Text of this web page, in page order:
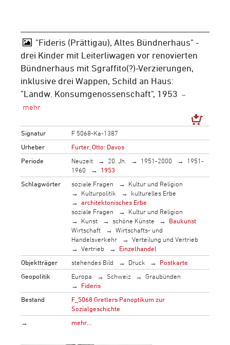
"Fideris (Prättigau), Altes Bündnerhaus" -
drei Kinder mit Leiterliwagen vor renovierten
Bündnerhaus mit Sgraffito(?)-Verzierungen,
inklusive drei Wappen, Schild an Haus:
"Landw. Konsumgenossenschaft", 1953
Signatur
F 5068-Ka-1387
Urheber
Furter, Otto: Davos
Periode
Neuzeit 20. Jh. 1951-2000
1951-
1960
1953
Schlagwörter
soziale Fragen
Kultur und Religion
Kulturpolitik
kulturelles Erbe
architektonisches Erbe
soziale Fragen
Kultur und Religion
Kunst
schöne Künste
Baukunst
Wirtschaft
Wirtschafts- und
Handelsverkehr
Verteilung und Vertrieb
Vertrieb
Einzelhandel
Objektträger
stehendes Bild Druck
Postkarte
Geopolitik
Europa Schweiz
Graubünden
Fideris
Bestand
F_5068 Gretlers Panoptikum zur
Sozialgeschichte
→
mehr…